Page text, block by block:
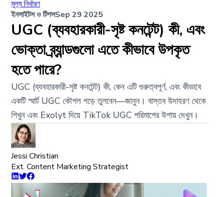
মূল্য নির্ধারণ
ইনসাইটস ও টিপসSep 29 2025
UGC (ব্যবহারকারী-সৃষ্ট কনটেন্ট) কী, এবং
ভোক্তা ব্র্যান্ডগুলো এতে কীভাবে উপকৃত
হতে পারে?
UGC (ব্যবহারকারী-সৃষ্ট কনটেন্ট) কী, কেন এটি গুরুত্বপূর্ণ, এবং কীভাবে
একটি স্মার্ট UGC কৌশল গড়ে তুলবেন—জানুন। বাস্তব উদাহরণ থেকে
শিখুন এবং Exolyt দিয়ে TikTok UGC পরিমাপের উপায় দেখুন।
Jessi Christian
Ext. Content Marketing Strategist